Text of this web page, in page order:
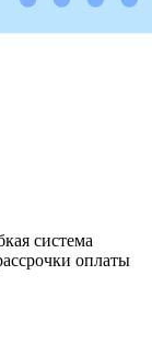
система
оплаты